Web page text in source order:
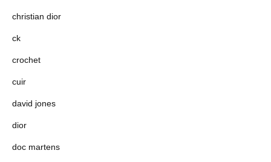
christian dior
ck
crochet
cuir
david jones
dior
doc martens